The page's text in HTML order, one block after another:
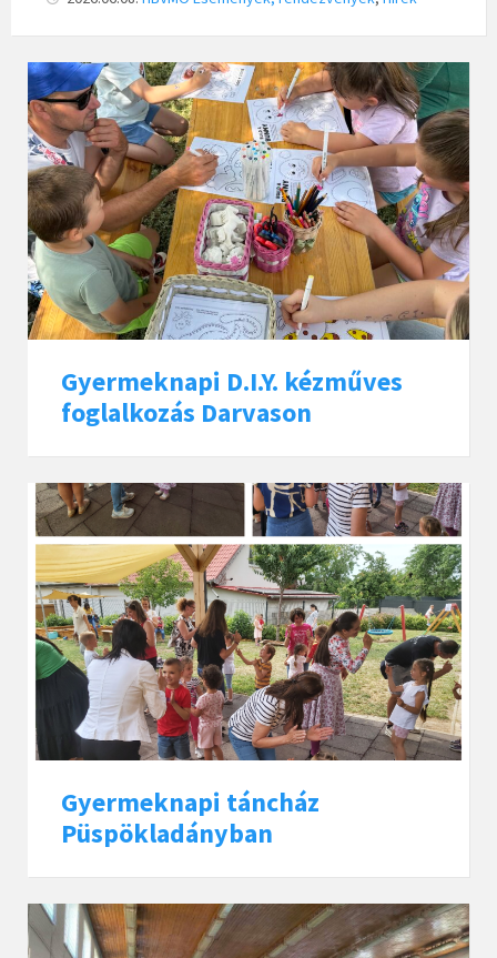
Gyermeknapi D.I.Y. kézműves
foglalkozás Darvason
Gyermeknapi táncház
Püspökladányban